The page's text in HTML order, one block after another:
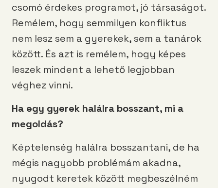
csomó érdekes programot, jó társaságot.
Remélem, hogy semmilyen konfliktus
nem lesz sem a gyerekek, sem a tanárok
között. És azt is remélem, hogy képes
leszek mindent a lehető legjobban
véghez vinni.
Ha egy gyerek halálra bosszant, mi a
megoldás?
Képtelenség halálra bosszantani, de ha
mégis nagyobb problémám akadna,
nyugodt keretek között megbeszélném